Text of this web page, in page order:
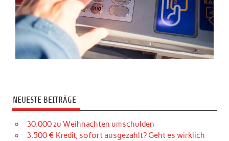
NEUESTE BEITRÄGE
30.000 zu Weihnachten umschulden
3.500 € Kredit, sofort ausgezahlt? Geht es wirklich